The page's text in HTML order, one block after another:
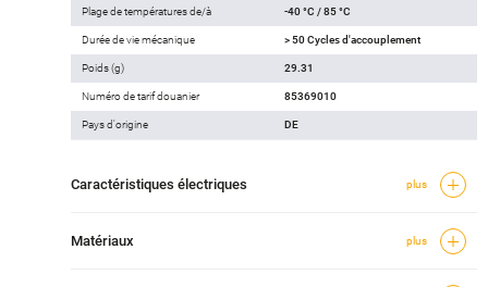
Plage de températures de/à -40 °C / 85 °C
Durée de vie mécanique > 50 Cycles d'accouplement
Poids (g) 29.31
Numéro de tarif douanier 85369010
Pays d'origine DE
Caractéristiques électriques plus
Matériaux plus